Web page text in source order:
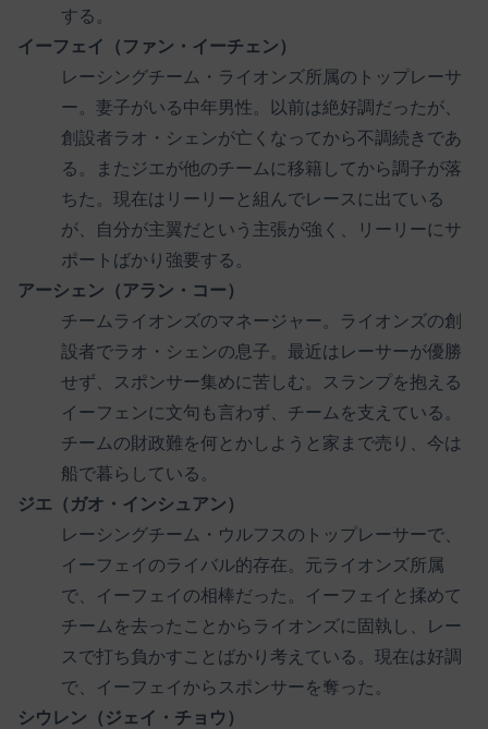
する。
イーフェイ（ファン・イーチェン）
レーシングチーム・ライオンズ所属のトップレーサ
ー。妻子がいる中年男性。以前は絶好調だったが、
創設者ラオ・シェンが亡くなってから不調続きであ
る。またジエが他のチームに移籍してから調子が落
ちた。現在はリーリーと組んでレースに出ている
が、自分が主翼だという主張が強く、リーリーにサ
ポートばかり強要する。
アーシェン（アラン・コー）
チームライオンズのマネージャー。ライオンズの創
設者でラオ・シェンの息子。最近はレーサーが優勝
せず、スポンサー集めに苦しむ。スランプを抱える
イーフェンに文句も言わず、チームを支えている。
チームの財政難を何とかしようと家まで売り、今は
船で暮らしている。
ジエ（ガオ・インシュアン）
レーシングチーム・ウルフスのトップレーサーで、
イーフェイのライバル的存在。元ライオンズ所属
で、イーフェイの相棒だった。イーフェイと揉めて
チームを去ったことからライオンズに固執し、レー
スで打ち負かすことばかり考えている。現在は好調
で、イーフェイからスポンサーを奪った。
シウレン（ジェイ・チョウ）